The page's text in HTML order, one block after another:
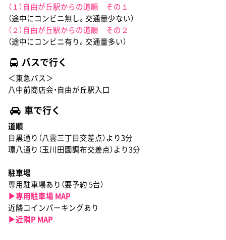
（１）自由が丘駅からの道順 その１
（途中にコンビニ無し。交通量少ない）
（２）自由が丘駅からの道順 その２
（途中にコンビニ有り。交通量多い）
バスで行く
＜東急バス＞
八中前商店会・自由が丘駅入口
車で行く
道順
目黒通り（八雲三丁目交差点）より3分
環八通り（玉川田園調布交差点）より3分
駐車場
専用駐車場あり（要予約 5台）
▶︎専用駐車場 MAP
近隣コインパーキングあり
▶︎近隣P MAP